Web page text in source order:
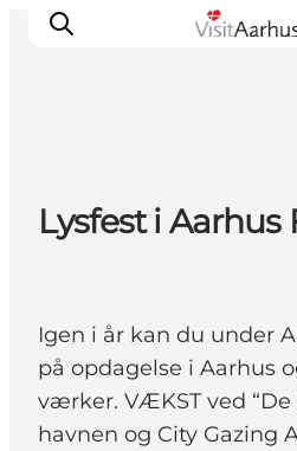
Oplevelser
Kalender
Transport
Lysfest i Aarhus
Igen i år kan du under
på opdagelse i Aarhus
værker. VÆKST ved “De
havnen og City Gazing